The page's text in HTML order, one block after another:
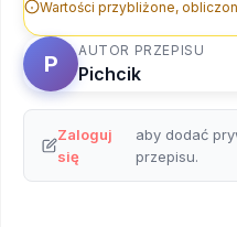
Wartości przybliżone,
P
AUTOR PRZEPISU
Pichcik
Zaloguj
się
aby dodać
przepisu.